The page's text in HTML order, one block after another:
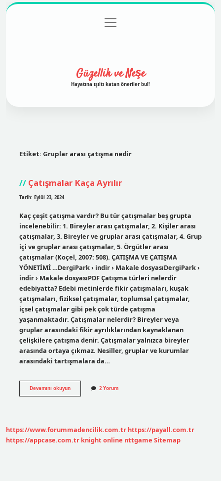
Gizlilik Politikası
menüyü
aç
Güzellik ve Neşe
Hayatına ışıltı katan öneriler bul!
Etiket: Gruplar arası çatışma nedir
Çatışmalar Kaça Ayrılır
Tarih: Eylül 23, 2024
Kaç çeşit çatışma vardır? Bu tür çatışmalar beş grupta
incelenebilir: 1. Bireyler arası çatışmalar, 2. Kişiler arası
çatışmalar, 3. Bireyler ve gruplar arası çatışmalar, 4. Grup
içi ve gruplar arası çatışmalar, 5. Örgütler arası
çatışmalar (Koçel, 2007: 508). ÇATIŞMA VE ÇATIŞMA
YÖNETİMİ …DergiPark › indir › Makale dosyasıDergiPark ›
indir › Makale dosyasıPDF Çatışma türleri nelerdir
edebiyatta? Edebi metinlerde fikir çatışmaları, kuşak
çatışmaları, fiziksel çatışmalar, toplumsal çatışmalar,
içsel çatışmalar gibi pek çok türde çatışma
yaşanmaktadır. Çatışmalar nelerdir? Bireyler veya
gruplar arasındaki fikir ayrılıklarından kaynaklanan
çelişkilere çatışma denir. Çatışmalar yalnızca bireyler
arasında ortaya çıkmaz. Nesiller, gruplar ve kurumlar
arasındaki tartışmalara da…
Devamını okuyunÇatışmalar
Kaça
2 Yorum
https://www.forummadencilik.com.tr https://payall.com.tr
https://appcase.com.tr knight online nttgame Sitemap